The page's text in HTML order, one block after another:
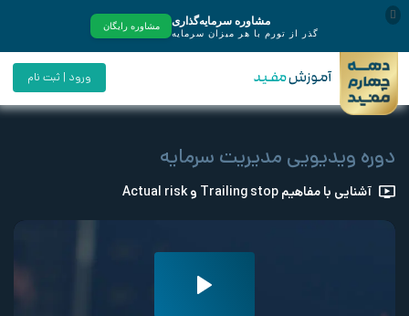
ورود | ثبت نام
دوره ویدیویی مدیریت سرمایه
آشنایی با مفاهیم Trailing stop و Actual risk